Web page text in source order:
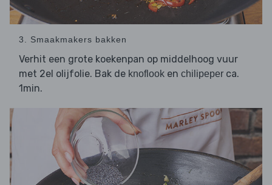
3. Smaakmakers bakken
Verhit een grote koekenpan op middelhoog vuur
met 2el olijfolie. Bak de knoflook en chilipeper ca.
1min.